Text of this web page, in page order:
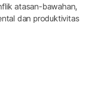
atasan-bawahan,
dan produktivitas